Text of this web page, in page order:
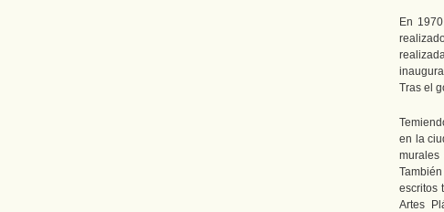
En
Tras el
en la
escritos
Artes